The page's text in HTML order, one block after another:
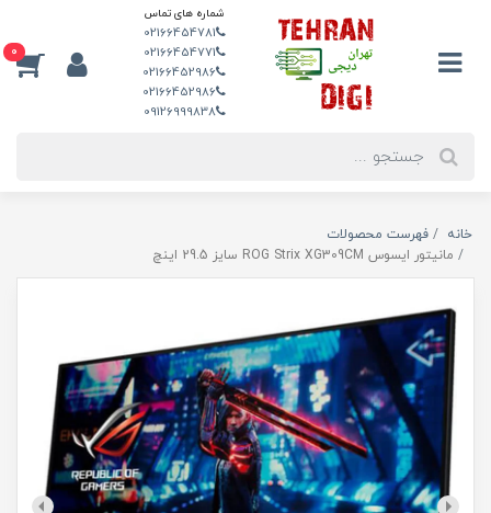
شماره های تماس
02166454781
02166454771
02166452986
02166452986
09126999838
0
خانه
فهرست محصولات
مانیتور ایسوس ROG Strix XG309CM سایز 29.5 اینچ